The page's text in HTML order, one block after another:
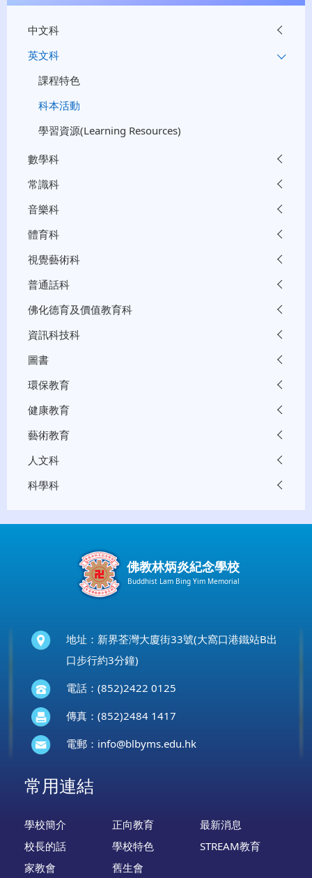
中文科
英文科
課程特色
科本活動
學習資源(Learning Resources)
數學科
常識科
音樂科
體育科
視覺藝術科
普通話科
佛化德育及價值教育科
資訊科技科
圖書
環保教育
健康教育
藝術教育
人文科
科學科
佛教林炳炎紀念學校
Buddhist Lam Bing Yim Memorial
地址：新界荃灣大廈街33號(大窩口港鐵站B出
口步行約3分鐘)
電話：(852)2422 0125
傳真：(852)2484 1417
電郵： info@blbyms.edu.hk
常用連結
學校簡介 正向教育
最新消息
校長的話
學校特色
STREAM教育
家教會
舊生會